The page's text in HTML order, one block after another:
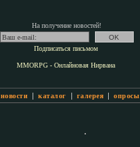
На получение новостей!
Подписаться письмом
MMORPG - Онлайновая Нирвана
новости | каталог | галерея | опросы